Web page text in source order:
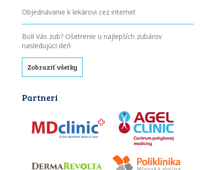
Objednávanie k lekárovi cez internet
Bolí Vás zub? Ošetrenie u najlepších zubárov
nasledujúci deň
Zobraziť všetky
Partneri